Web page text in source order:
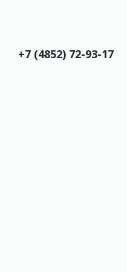
+7 (4852) 72-93-17